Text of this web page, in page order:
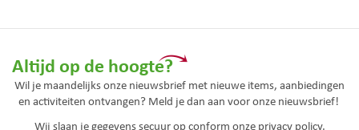
Altijd op de hoogte?
Wil je maandelijks onze nieuwsbrief met nieuwe items, aanbiedingen
en activiteiten ontvangen? Meld je dan aan voor onze nieuwsbrief!
Wij slaan je gegevens secuur op conform onze privacy policy.